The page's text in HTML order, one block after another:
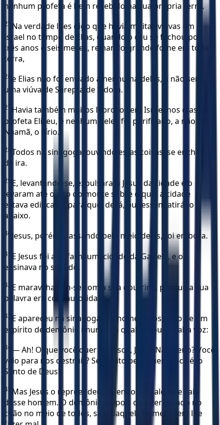
nenhum profeta é bem recebido na sua própria terra.
25 Na verdade lhes digo que havia muitas viúvas em
Israel no tempo de Elias, quando o céu se fechou por
três anos e seis meses, reinando grande fome em toda a
terra,
26 e Elias não foi enviado a nenhuma delas, a não ser a
uma viúva de Sarepta de Sidom.
27 Havia também muitos leprosos em Israel nos dias do
profeta Eliseu, e nenhum deles foi purificado, a não ser
Naamã, o sírio.
28 Todos na sinagoga, ouvindo estas coisas, se encheram
de ira.
29 E, levantando-se, expulsaram Jesus da cidade e o
levaram até o alto do monte sobre o qual a cidade
estava edificada, para que, de lá, pudessem atirá-lo
abaixo.
30 Jesus, porém, passando pelo meio deles, foi embora.
31
E Jesus foi a Cafarnaum, cidade da Galileia, e os
ensinava no sábado.
32 E maravilhavam-se com a sua doutrina, porque a sua
palavra era com autoridade.
33 E apareceu na sinagoga um homem possuído de um
espírito de demônio imundo, o qual gritou em alta voz:
34 — Ah! O que você quer conosco, Jesus Nazareno? Você
veio para nos destruir? Sei muito bem quem você é: o
Santo de Deus!
35 Mas Jesus o repreendeu, dizendo: — Cale-se e saia
desse homem. O demônio, depois de o ter jogado no
chão no meio de todos, saiu daquele homem sem lhe